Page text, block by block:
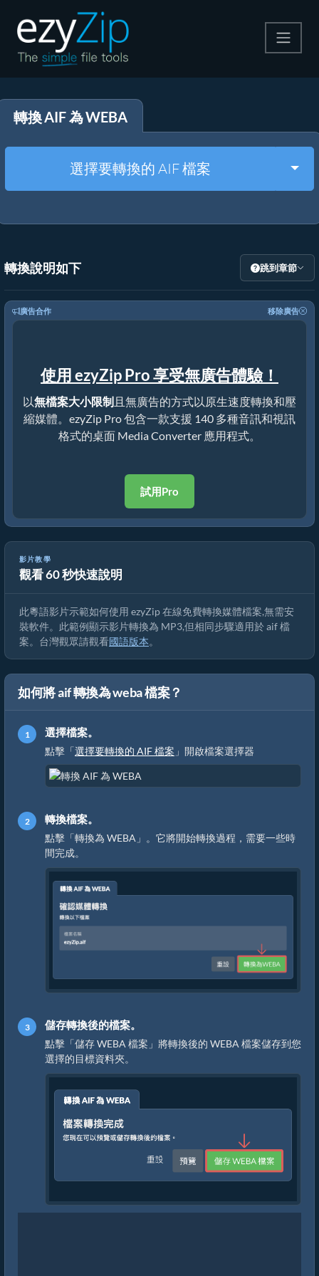
解壓縮
其他工具
轉換 AIF 為 WEBA
選擇要轉換的 AIF 檔案
轉換說明如下 跳到章節
廣告合作 移除廣告
使用 ezyZip Pro 享受無廣告體驗！
以無檔案大小限制且無廣告的方式以原生速度轉換和壓
縮媒體。ezyZip Pro 包含一款支援 140 多種音訊和視訊
格式的桌面 Media Converter 應用程式。
試用Pro
影片教學
觀看 60 秒快速說明
如何在線上免費轉換 aif 檔案
此粵語影片示範如何使用 ezyZip 在線免費轉換媒體檔案,無需安
裝軟件。此範例顯示影片轉換為 MP3,但相同步驟適用於 aif 檔
案。台灣觀眾請觀看國語版本。
如何將 aif 轉換為 weba 檔案？
選擇檔案。
點擊「選擇要轉換的 AIF 檔案 」開啟檔案選擇器
轉換檔案。
點擊「轉換為 WEBA」。它將開始轉換過程，需要一些時
間完成。
儲存轉換後的檔案。
點擊「儲存 WEBA 檔案」將轉換後的 WEBA 檔案儲存到您
選擇的目標資料夾。